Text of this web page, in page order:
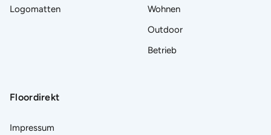
Logomatten
Wohnen
Outdoor
Betrieb
Floordirekt
Impressum